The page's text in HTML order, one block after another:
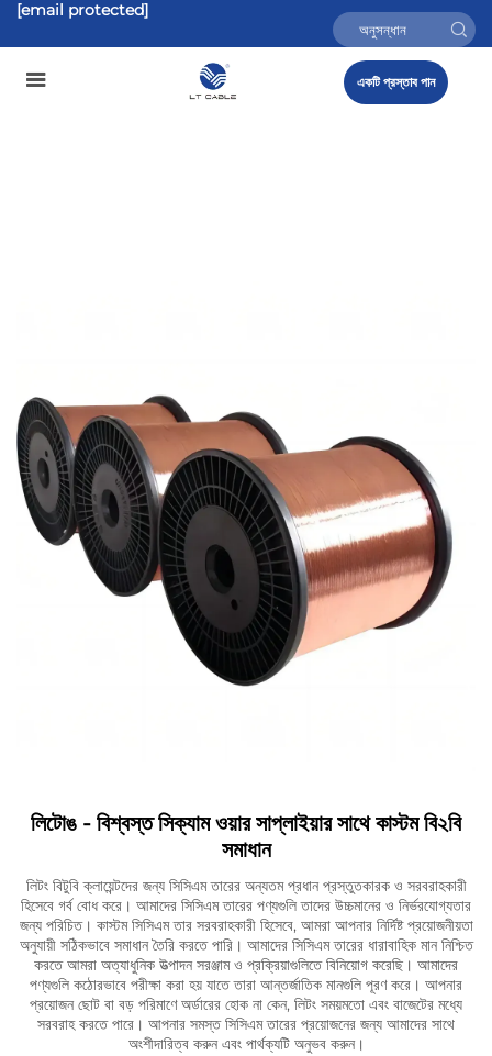
[email protected]
একটি প্রস্তাব পান
লিটোঙ - বিশ্বস্ত সিক্যাম ওয়ার সাপ্লাইয়ার সাথে কাস্টম বি২বি
সমাধান
লিটং বিটুবি ক্লায়েন্টদের জন্য সিসিএম তারের অন্যতম প্রধান প্রস্তুতকারক ও সরবরাহকারী
হিসেবে গর্ব বোধ করে। আমাদের সিসিএম তারের পণ্যগুলি তাদের উচ্চমানের ও নির্ভরযোগ্যতার
জন্য পরিচিত। কাস্টম সিসিএম তার সরবরাহকারী হিসেবে, আমরা আপনার নির্দিষ্ট প্রয়োজনীয়তা
অনুযায়ী সঠিকভাবে সমাধান তৈরি করতে পারি। আমাদের সিসিএম তারের ধারাবাহিক মান নিশ্চিত
করতে আমরা অত্যাধুনিক উত্পাদন সরঞ্জাম ও প্রক্রিয়াগুলিতে বিনিয়োগ করেছি। আমাদের
পণ্যগুলি কঠোরভাবে পরীক্ষা করা হয় যাতে তারা আন্তর্জাতিক মানগুলি পূরণ করে। আপনার
প্রয়োজন ছোট বা বড় পরিমাণে অর্ডারের হোক না কেন, লিটং সময়মতো এবং বাজেটের মধ্যে
সরবরাহ করতে পারে। আপনার সমস্ত সিসিএম তারের প্রয়োজনের জন্য আমাদের সাথে
অংশীদারিত্ব করুন এবং পার্থক্যটি অনুভব করুন।